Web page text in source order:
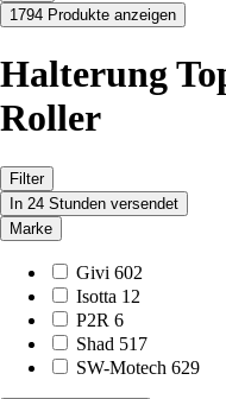
1794 Produkte anzeigen
Halterung
Roller
Filter
In 24 Stunden versendet
Marke
Givi 602
Isotta 12
P2R 6
Shad 517
SW-Motech 629